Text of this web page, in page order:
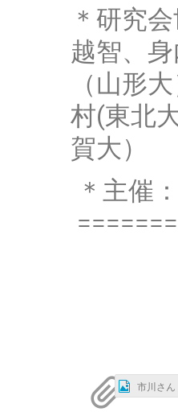
＊研究
越智、
（山形
村(東北
賀大）
＊主催
市川さん